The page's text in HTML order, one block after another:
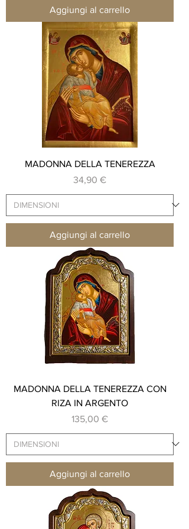
Aggiungi al carrello
MADONNA DELLA TENEREZZA
Prezzo
34,90 €
Aggiungi al carrello
MADONNA DELLA TENEREZZA CON
RIZA IN ARGENTO
Prezzo
135,00 €
Aggiungi al carrello